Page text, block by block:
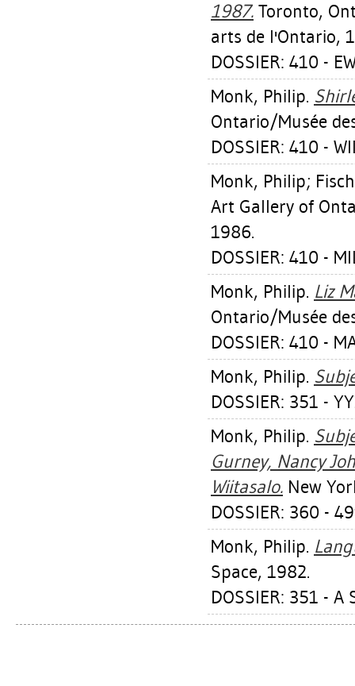
1987. Toronto,
arts de l'Ontario,
DOSSIER: 410 -
Monk, Philip.
Ontario/Musée
DOSSIER: 410 -
Monk, Philip;
Art Gallery of
1986.
DOSSIER: 410 -
Monk, Philip. Liz
Ontario/Musée
DOSSIER: 410 -
Monk, Philip.
DOSSIER: 351 -
Monk, Philip.
Gurney, Nancy
Wiitasalo. New
DOSSIER: 360 -
Monk, Philip.
Space, 1982.
DOSSIER: 351 - A